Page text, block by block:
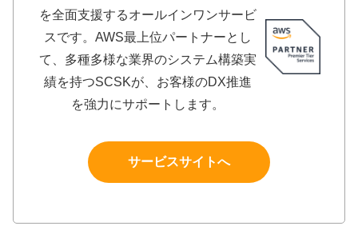
を全面支援するオールインワンサービ
スです。AWS最上位パートナーとし
て、多種多様な業界のシステム構築実
績を持つSCSKが、お客様のDX推進
を強力にサポートします。
サービスサイトへ